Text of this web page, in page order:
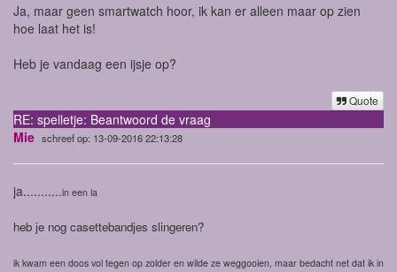
Ja, maar geen smartwatch hoor, ik kan er alleen maar op zien
hoe laat het is!
Heb je vandaag een ijsje op?
Quote
RE: spelletje: Beantwoord de vraag
Mie schreef op: 13-09-2016 22:13:28
ja...........in een la
heb je nog casettebandjes slingeren?
ik kwam een doos vol tegen op zolder en wilde ze weggooien, maar bedacht net dat ik in